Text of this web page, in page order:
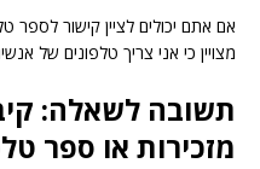
אם אתם יכולים לציין קישור לספר
מצויין כי אני צריך טלפונים של
תשובה לשאלה:
מזכירות או ספר